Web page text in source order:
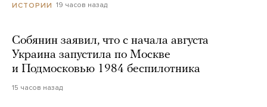
ИСТОРИИ 19 часов назад
Собянин заявил, что с начала августа
Украина запустила по Москве
и Подмосковью 1984 беспилотника
15 часов назад